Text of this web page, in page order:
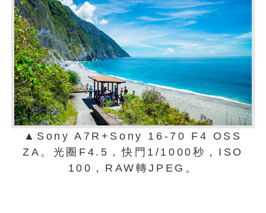
▲Sony A7R+Sony 16-70 F4 OSS
ZA。光圈F4.5，快門1/1000秒，ISO
100，RAW轉JPEG。